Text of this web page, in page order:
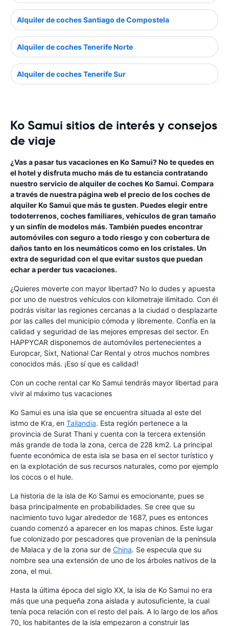
Alquiler de coches Santiago de Compostela
Alquiler de coches Tenerife Norte
Alquiler de coches Tenerife Sur
Ko Samui sitios de interés y consejos
de viaje
¿Vas a pasar tus vacaciones en Ko Samui? No te quedes en
el hotel y disfruta mucho más de tu estancia contratando
nuestro servicio de alquiler de coches Ko Samui. Compara
a través de nuestra página web el precio de los coches de
alquiler Ko Samui que más te gusten. Puedes elegir entre
todoterrenos, coches familiares, vehículos de gran tamaño
y un sinfín de modelos más. También puedes encontrar
automóviles con seguro a todo riesgo y con cobertura de
daños tanto en los neumáticos como en los cristales. Un
extra de seguridad con el que evitar sustos que puedan
echar a perder tus vacaciones.
¿Quieres moverte con mayor libertad? No lo dudes y apuesta
por uno de nuestros vehículos con kilometraje ilimitado. Con él
podrás visitar las regiones cercanas a la ciudad o desplazarte
por las calles del municipio cómoda y libremente. Confía en la
calidad y seguridad de las mejores empresas del sector. En
HAPPYCAR disponemos de automóviles pertenecientes a
Europcar, Sixt, National Car Rental y otros muchos nombres
conocidos más. ¡Eso sí que es calidad!
Con un coche rental car Ko Samui tendrás mayor libertad para
vivir al máximo tus vacaciones
Ko Samui es una isla que se encuentra situada al este del
istmo de Kra, en Tailandia. Esta región pertenece a la
provincia de Surat Thani y cuenta con la tercera extensión
más grande de toda la zona, cerca de 228 km2. La principal
fuente económica de esta isla se basa en el sector turístico y
en la explotación de sus recursos naturales, como por ejemplo
los cocos o el hule.
La historia de la isla de Ko Samui es emocionante, pues se
basa principalmente en probabilidades. Se cree que su
nacimiento tuvo lugar alrededor de 1687, pues es entonces
cuando comenzó a aparecer en los mapas chinos. Este lugar
fue colonizado por pescadores que provenían de la península
de Malaca y de la zona sur de China. Se especula que su
nombre sea una extensión de uno de los árboles nativos de la
zona, el mui.
Hasta la última época del siglo XX, la isla de Ko Samui no era
más que una pequeña zona aislada y autosuficiente, la cual
tenía poca relación con el resto del país. A lo largo de los años
70, los habitantes de la isla empezaron a construir las